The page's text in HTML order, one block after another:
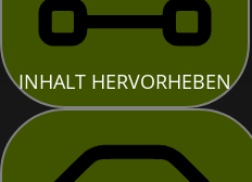
INHALT HERVORHEBEN